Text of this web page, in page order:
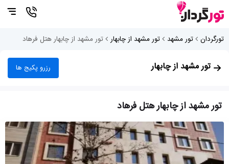
تورگردان تور مشهد تور مشهد از چابهار تور مشهد از چابهار هتل فرهاد
تور مشهد از چابهار رزرو پکیج ها
تور مشهد از چابهار هتل فرهاد